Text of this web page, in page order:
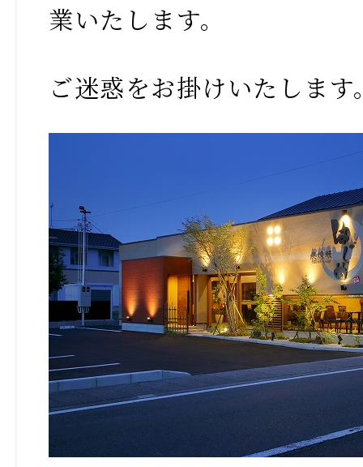
業いたします。
ご迷惑をお掛けいたします